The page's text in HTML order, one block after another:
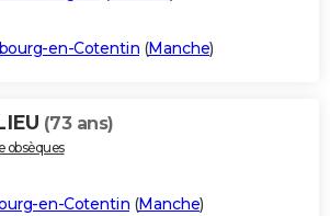
en-Cotentin (Manche)
(73 ans)
obsèques
en-Cotentin (Manche)